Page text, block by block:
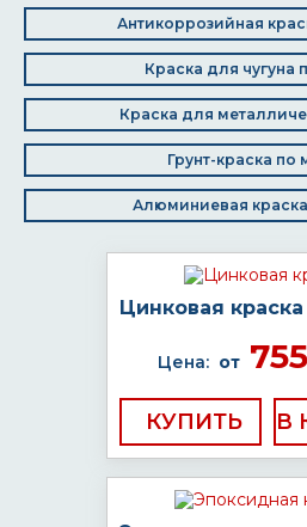
Антикоррозийная
Краска для чугуна
Краска для
Грунт-краска по
Алюминиевая
Цинковая краска
Цена: от755
КУПИТЬ